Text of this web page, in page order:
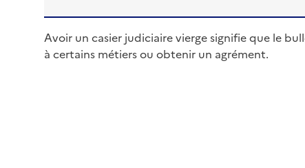
Avoir un casier judiciaire vierge signifie que le
à certains métiers ou obtenir un agrément.